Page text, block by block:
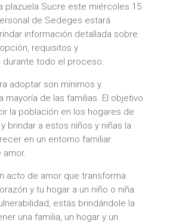
plazuela Sucre este miércoles 15
de Sedeges estará
información detallada sobre
requisitos y
durante todo el proceso.
adoptar son mínimos y
mayoría de las familias. El objetivo
la población en los hogares de
brindar a estos niños y niñas la
en un entorno familiar
amor.
acto de amor que transforma
y tu hogar a un niño o niña
estás brindándole la
una familia, un hogar y un